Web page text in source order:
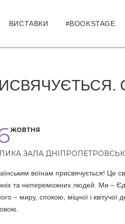
ВИСТАВКИ #BOOKSTAGE
ЖОВТНЯ
ЗАЛА
воїнам присвячується! Це
та непереможних людей. Ми –
– миру, спокою, міцної і квітучої